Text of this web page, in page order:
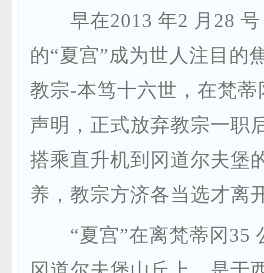
早在2013 年2 月28 号
的“夏宫”成为世人注目的
教宗-本笃十六世，在梵蒂
声明，正式放弃教宗一职
搭乘直升机到冈道尔夫堡
养，教宗方济各当选才离
“夏宫”在离梵蒂冈35